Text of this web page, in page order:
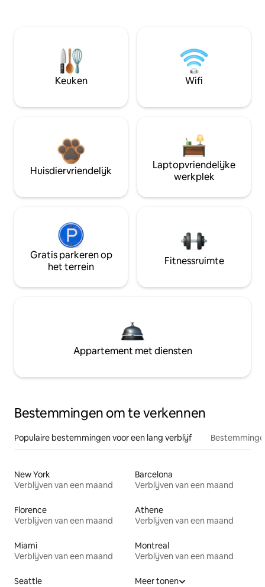
Keuken Wifi
Huisdiervriendelijk
Laptopvriendelijke
werkplek
Gratis parkeren op
het terrein
Fitnessruimte
Appartement met diensten
Bestemmingen om te verkennen
Populaire bestemmingen voor een lang verblijf
New York
Verblijven van een maand
Barcelona
Verblijven van een maand
Florence
Verblijven van een maand
Athene
Verblijven van een maand
Miami
Verblijven van een maand
Montreal
Verblijven van een maand
Seattle
Meer tonen